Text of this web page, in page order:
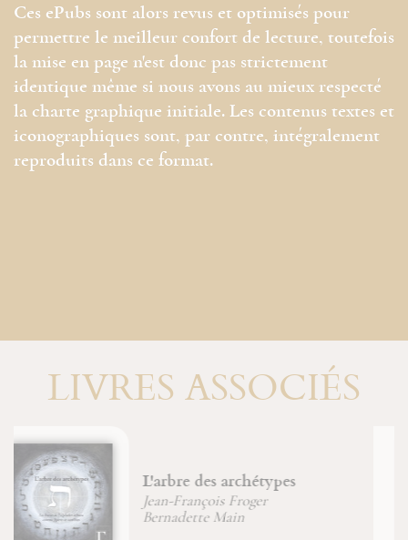
Ces ePubs sont alors revus et optimisés pour
permettre le meilleur confort de lecture, toutefois
la mise en page n'est donc pas strictement
identique même si nous avons au mieux respecté
la charte graphique initiale. Les contenus textes et
iconographiques sont, par contre, intégralement
reproduits dans ce format.
LIVRES ASSOCIÉS
Une vie incorruptible
Jean-François Froger